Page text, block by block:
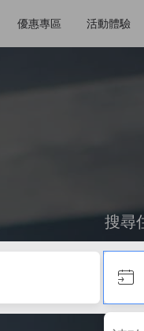
優惠專區 活動體驗
搜尋